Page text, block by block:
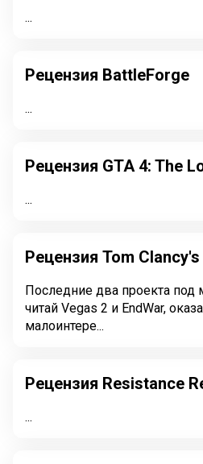
...
Рецензия BattleForge
...
Рецензия GTA 4: The
...
Рецензия Tom Clancy's
Последние два проекта под
читай Vegas 2 и EndWar,
малоинтере...
Рецензия Resistance
...